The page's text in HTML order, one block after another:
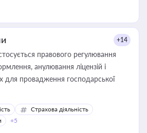
+14
правового регулювання
анулювання ліцензій і
для провадження господарської
Страхова діяльність
+5